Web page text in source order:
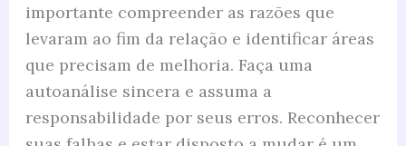
importante compreender as razões que
levaram ao fim da relação e identificar áreas
que precisam de melhoria. Faça uma
autoanálise sincera e assuma a
responsabilidade por seus erros. Reconhecer